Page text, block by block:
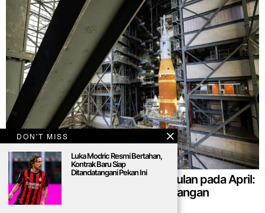
NASA Bertekad Luncurkan Misi Bulan pada April:
Tak Mau Membahas Tanggal Cadangan
DON'T MISS
Luka Modric Resmi Bertahan,
Kontrak Baru Siap
Ditandatangani Pekan Ini